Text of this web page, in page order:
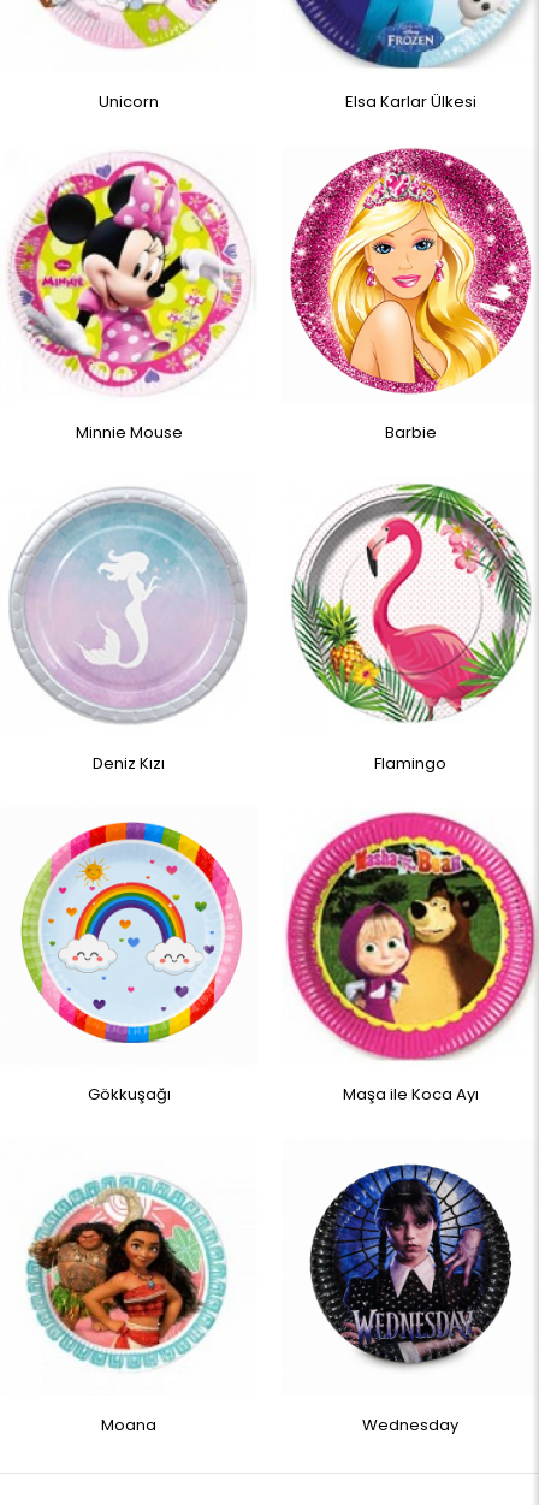
Unicorn Elsa Karlar Ülkesi
Minnie Mouse Barbie
Deniz Kızı Flamingo
Gökkuşağı Maşa ile Koca Ayı
Moana Wednesday